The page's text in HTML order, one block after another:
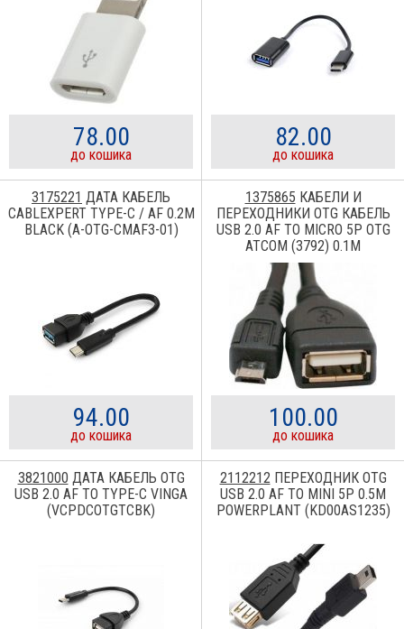
78.00
до кошика
82.00
до кошика
3175221 ДАТА КАБЕЛЬ
CABLEXPERT TYPE-C / AF 0.2M
BLACK (A-OTG-CMAF3-01)
94.00
до кошика
1375865 КАБЕЛИ И
ПЕРЕХОДНИКИ OTG КАБЕЛЬ
USB 2.0 AF TO MICRO 5P OTG
ATCOM (3792) 0.1М
100.00
до кошика
3821000 ДАТА КАБЕЛЬ OTG
USB 2.0 AF TO TYPE-C VINGA
(VCPDCOTGTCBK)
2112212 ПЕРЕХОДНИК OTG
USB 2.0 AF TO MINI 5P 0.5M
POWERPLANT (KD00AS1235)